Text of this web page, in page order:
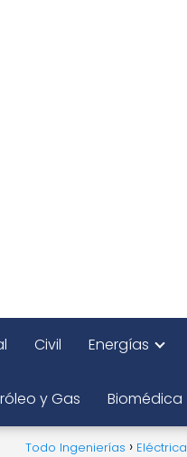
Civil Energías
y Gas Biomédica
Todo Ingenierías Eléctrica